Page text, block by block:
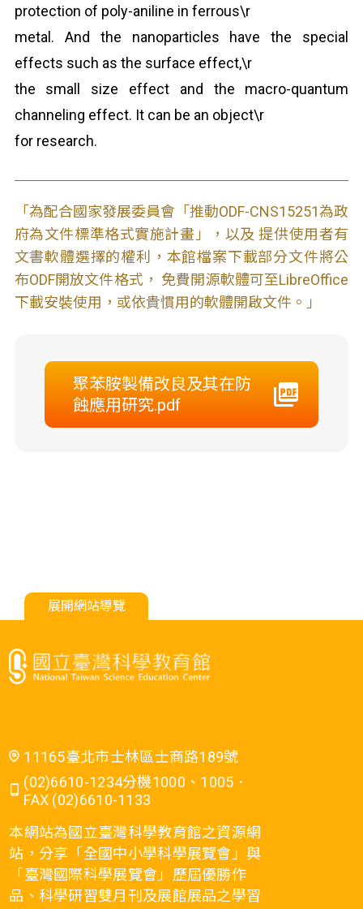
protection of poly-aniline in ferrous\r
metal. And the nanoparticles have the special
effects such as the surface effect,\r
the small size effect and the macro-quantum
channeling effect. It can be an object\r
for research.
「為配合國家發展委員會「推動ODF-CNS15251為政
府為文件標準格式實施計畫」，以及 提供使用者有
文書軟體選擇的權利，本館檔案下載部分文件將公
布ODF開放文件格式， 免費開源軟體可至LibreOffice
下載安裝使用，或依貴慣用的軟體開啟文件。」
聚苯胺製備改良及其在防
蝕應用研究.pdf
展開網站導覽
11165臺北市士林區士商路189號
(02)6610-1234分機1000、1005．
FAX (02)6610-1133
本網站為國立臺灣科學教育館之資源網
站，分享「全國中小學科學展覽會」與
「臺灣國際科學展覽會」歷屆優勝作
品、科學研習雙月刊及展館展品之學習